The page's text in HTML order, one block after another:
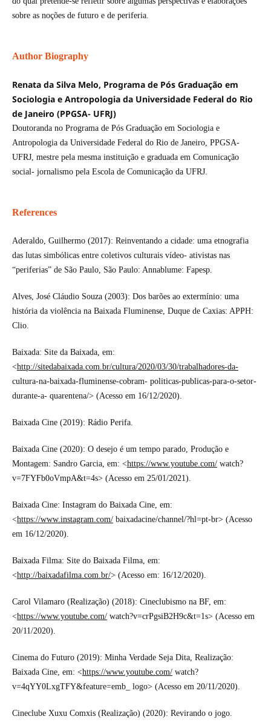
sobre as noções de futuro e de periferia.
Author Biography
Renata da Silva Melo, Programa de Pós Graduação em
Sociologia e Antropologia da Universidade Federal do Rio
de Janeiro (PPGSA- UFRJ)
Doutoranda no Programa de Pós Graduação em Sociologia e
Antropologia da Universidade Federal do Rio de Janeiro, PPGSA-
UFRJ, mestre pela mesma instituição e graduada em Comunicação
social- jornalismo pela Escola de Comunicação da UFRJ.
References
Aderaldo, Guilhermo (2017): Reinventando a cidade: uma etnografia
das lutas simbólicas entre coletivos culturais vídeo- ativistas nas
“periferias” de São Paulo, São Paulo: Annablume: Fapesp.
Alves, José Cláudio Souza (2003): Dos barões ao extermínio: uma
história da violência na Baixada Fluminense, Duque de Caxias: APPH:
Clio.
Baixada: Site da Baixada, em:
<http://sitedabaixada.com.br/cultura/2020/03/30/trabalhadores-da-
cultura-na-baixada-fluminense-cobram- politicas-publicas-para-o-setor-
durante-a- quarentena/> (Acesso em 16/12/2020).
Baixada Cine (2019): Rádio Perifa.
Baixada Cine (2020): O desejo é um tempo parado, Produção e
Montagem: Sandro Garcia, em: <https://www.youtube.com/watch?
v=7FYFb0oVmpA&t=4s> (Acesso em 25/01/2021).
Baixada Cine: Instagram do Baixada Cine, em:
<https://www.instagram.com/baixadacine/channel/?hl=pt-br> (Acesso
em 16/12/2020).
Baixada Filma: Site do Baixada Filma, em:
<http://baixadafilma.com.br/> (Acesso em: 16/12/2020).
Carol Vilamaro (Realização) (2018): Cineclubismo na BF, em:
<https://www.youtube.com/watch?v=crPgsiB2H9c&t=1s> (Acesso em
20/11/2020).
Cinema do Futuro (2019): Minha Verdade Seja Dita, Realização:
Baixada Cine, em: <https://www.youtube.com/watch?
v=4qYY0LxgTFY&feature=emb_ logo> (Acesso em 20/11/2020).
Cineclube Xuxu Comxis (Realização) (2020): Revirando o jogo.